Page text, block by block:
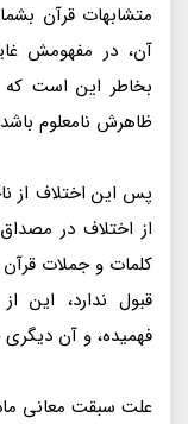
متشابهات قرآن
آن، در مفهومش
بخاطر این است که
ظاهرش نامعلوم
پس این اختلاف از
از اختلاف در
کلمات و جملات
قبول ندارد، این
فهمیده، و آن
علت سبقت معانی